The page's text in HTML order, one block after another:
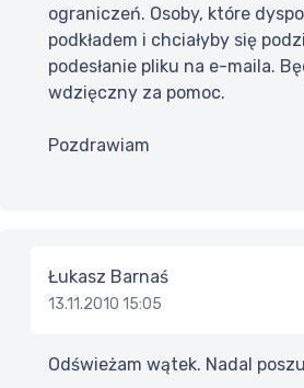
ograniczeń. Osoby, które
podkładem i chciałyby się
podesłanie pliku na e-maila.
wdzięczny za pomoc.
Pozdrawiam
Łukasz Barnaś
13.11.2010 15:05
Odświeżam wątek. Nadal